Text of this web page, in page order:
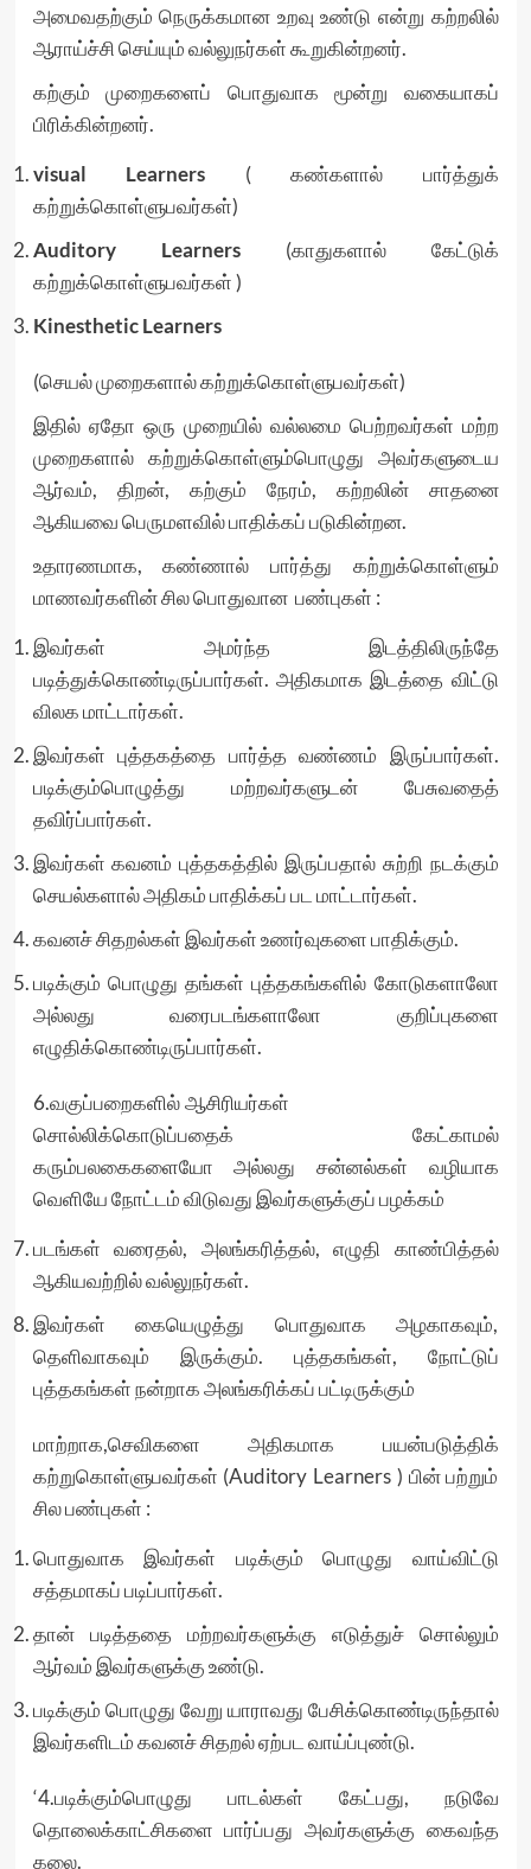
அமைவதற்கும் நெருக்கமான உறவு உண்டு என்று கற்றலில்
ஆராய்ச்சி செய்யும் வல்லுநர்கள் கூறுகின்றனர்.
கற்கும் முறைகளைப் பொதுவாக மூன்று வகையாகப்
பிரிக்கின்றனர்.
visual Learners ( கண்களால் பார்த்துக்
கற்றுக்கொள்ளுபவர்கள்)
Auditory Learners (காதுகளால் கேட்டுக்
கற்றுக்கொள்ளுபவர்கள் )
Kinesthetic Learners
(செயல் முறைகளால் கற்றுக்கொள்ளுபவர்கள்)
இதில் ஏதோ ஒரு முறையில் வல்லமை பெற்றவர்கள் மற்ற
முறைகளால் கற்றுக்கொள்ளும்பொழுது அவர்களுடைய
ஆர்வம், திறன், கற்கும் நேரம், கற்றலின் சாதனை
ஆகியவை பெருமளவில் பாதிக்கப் படுகின்றன.
உதாரணமாக, கண்ணால் பார்த்து கற்றுக்கொள்ளும்
மாணவர்களின் சில பொதுவான பண்புகள் :
இவர்கள் அமர்ந்த இடத்திலிருந்தே
படித்துக்கொண்டிருப்பார்கள். அதிகமாக இடத்தை விட்டு
விலக மாட்டார்கள்.
இவர்கள் புத்தகத்தை பார்த்த வண்ணம் இருப்பார்கள்.
படிக்கும்பொழுத்து மற்றவர்களுடன் பேசுவதைத்
தவிர்ப்பார்கள்.
இவர்கள் கவனம் புத்தகத்தில் இருப்பதால் சுற்றி நடக்கும்
செயல்களால் அதிகம் பாதிக்கப் பட மாட்டார்கள்.
கவனச் சிதறல்கள் இவர்கள் உணர்வுகளை பாதிக்கும்.
படிக்கும் பொழுது தங்கள் புத்தகங்களில் கோடுகளாலோ
அல்லது வரைபடங்களாலோ குறிப்புகளை
எழுதிக்கொண்டிருப்பார்கள்.
6.வகுப்பறைகளில் ஆசிரியர்கள்
சொல்லிக்கொடுப்பதைக் கேட்காமல்
கரும்பலகைகளையோ அல்லது சன்னல்கள் வழியாக
வெளியே நோட்டம் விடுவது இவர்களுக்குப் பழக்கம்
படங்கள் வரைதல், அலங்கரித்தல், எழுதி காண்பித்தல்
ஆகியவற்றில் வல்லுநர்கள்.
இவர்கள் கையெழுத்து பொதுவாக அழகாகவும்,
தெளிவாகவும் இருக்கும். புத்தகங்கள், நோட்டுப்
புத்தகங்கள் நன்றாக அலங்கரிக்கப் பட்டிருக்கும்
மாற்றாக,செவிகளை அதிகமாக பயன்படுத்திக்
கற்றுகொள்ளுபவர்கள் (Auditory Learners ) பின் பற்றும்
சில பண்புகள் :
பொதுவாக இவர்கள் படிக்கும் பொழுது வாய்விட்டு
சத்தமாகப் படிப்பார்கள்.
தான் படித்ததை மற்றவர்களுக்கு எடுத்துச் சொல்லும்
ஆர்வம் இவர்களுக்கு உண்டு.
படிக்கும் பொழுது வேறு யாராவது பேசிக்கொண்டிருந்தால்
இவர்களிடம் கவனச் சிதறல் ஏற்பட வாய்ப்புண்டு.
‘4.படிக்கும்பொழுது பாடல்கள் கேட்பது, நடுவே
தொலைக்காட்சிகளை பார்ப்பது அவர்களுக்கு கைவந்த
கலை.